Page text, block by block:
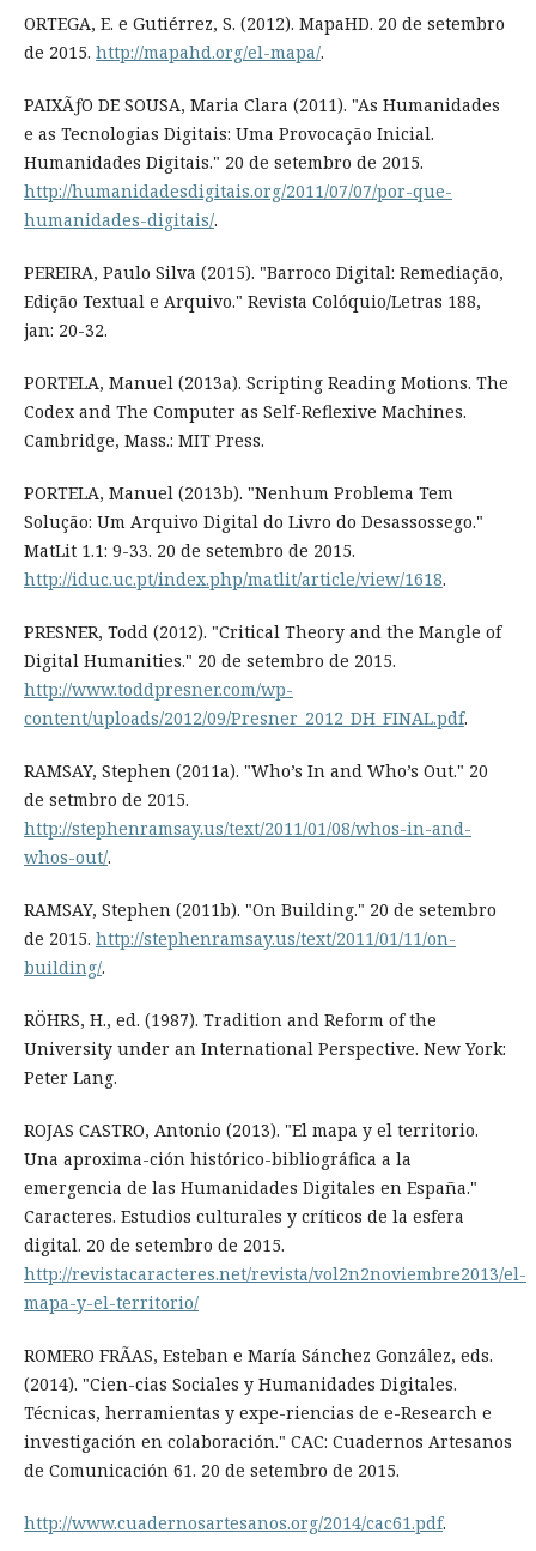
ORTEGA, E. e Gutiérrez, S. (2012). MapaHD. 20 de setembro
de 2015. http://mapahd.org/el-mapa/.
PAIXÃƒO DE SOUSA, Maria Clara (2011). "As Humanidades
e as Tecnologias Digitais: Uma Provocação Inicial.
Humanidades Digitais." 20 de setembro de 2015.
http://humanidadesdigitais.org/2011/07/07/por-que-
humanidades-digitais/.
PEREIRA, Paulo Silva (2015). "Barroco Digital: Remediação,
Edição Textual e Arquivo." Revista Colóquio/Letras 188,
jan: 20-32.
PORTELA, Manuel (2013a). Scripting Reading Motions. The
Codex and The Computer as Self-Reflexive Machines.
Cambridge, Mass.: MIT Press.
PORTELA, Manuel (2013b). "Nenhum Problema Tem
Solução: Um Arquivo Digital do Livro do Desassossego."
MatLit 1.1: 9-33. 20 de setembro de 2015.
http://iduc.uc.pt/index.php/matlit/article/view/1618.
PRESNER, Todd (2012). "Critical Theory and the Mangle of
Digital Humanities." 20 de setembro de 2015.
http://www.toddpresner.com/wp-
content/uploads/2012/09/Presner_2012_DH_FINAL.pdf.
RAMSAY, Stephen (2011a). "Who’s In and Who’s Out." 20
de setmbro de 2015.
http://stephenramsay.us/text/2011/01/08/whos-in-and-
whos-out/.
RAMSAY, Stephen (2011b). "On Building." 20 de setembro
de 2015. http://stephenramsay.us/text/2011/01/11/on-
building/.
RÖHRS, H., ed. (1987). Tradition and Reform of the
University under an International Perspective. New York:
Peter Lang.
ROJAS CASTRO, Antonio (2013). "El mapa y el territorio.
Una aproxima-ción histórico-bibliográfica a la
emergencia de las Humanidades Digitales en España."
Caracteres. Estudios culturales y críticos de la esfera
digital. 20 de setembro de 2015.
http://revistacaracteres.net/revista/vol2n2noviembre2013/el-
mapa-y-el-territorio/
ROMERO FRÃAS, Esteban e María Sánchez González, eds.
(2014). "Cien-cias Sociales y Humanidades Digitales.
Técnicas, herramientas y expe-riencias de e-Research e
investigación en colaboración." CAC: Cuadernos Artesanos
de Comunicación 61. 20 de setembro de 2015.
http://www.cuadernosartesanos.org/2014/cac61.pdf.